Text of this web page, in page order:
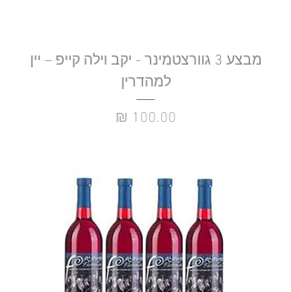
מבצע 3 גוורצטמינר - יקב וילה קייפ – יין
למהדרין
מחיר